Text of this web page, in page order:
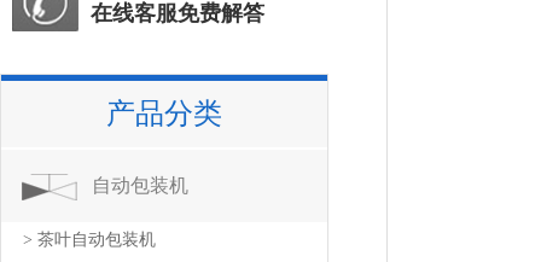
在线客服免费解答
产品分类
自动包装机
> 茶叶自动包装机